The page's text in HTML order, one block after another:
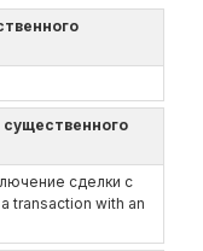
сделки с
transaction with an